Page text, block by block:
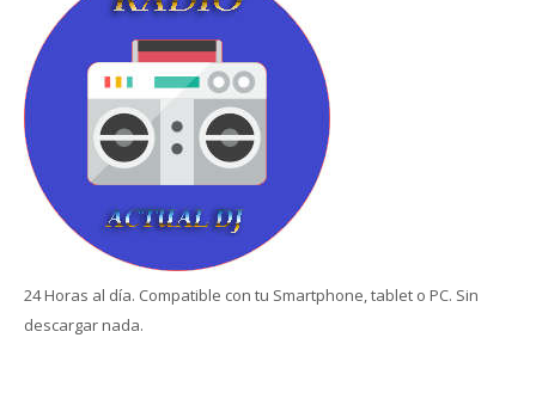
24 Horas al día. Compatible con tu Smartphone, tablet o PC. Sin
descargar nada.